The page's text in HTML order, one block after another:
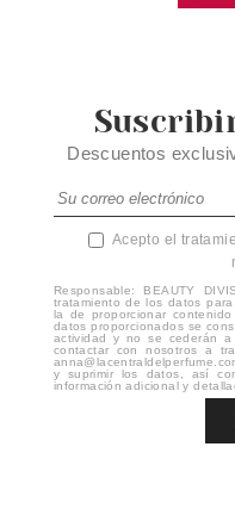
Descuentos
Acepto el
Responsable: BEAUTY
tratamiento de los datos
la de proporcionar
datos proporcionados se
actividad y no se cederán a
contactar con nosotros a
y suprimir los datos, así
información adicional y